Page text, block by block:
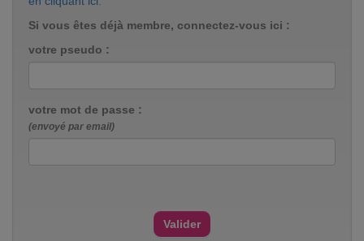
Si vous êtes déjà membre, connectez-vous ici :
votre pseudo :
votre mot de passe :
(envoyé par email)